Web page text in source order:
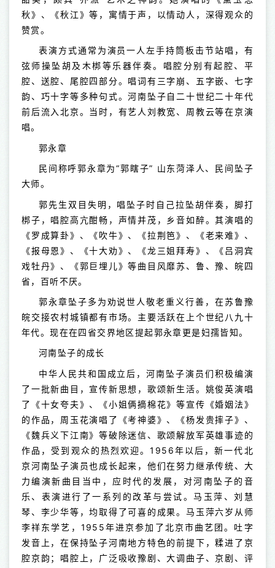
秋》、《秋江》等，寓情于声，以情动人，深得观众的
赞赏。
表演方式通常为演员一人左手持筒板击节站唱，有
弦师操坠胡及木梆等乐器伴奏。唱腔分别有起腔、平
腔、送腔、尾腔四部分。唱词有三字崩、五字嵌、七字
韵、巧十字等多种句式。河南坠子自二十世纪二十年代
前后流入北京。当时，有艺人刘教宽、周教云等在京演
唱。
郭永章
民间称呼郭永章为“郭瞎子” 山东菏泽人、民间坠子
大师。
郭先生双目失明，唱坠子时自己拉坠胡伴奏，脚打
梆子，唱腔高亢酣畅，声情并茂，乡音如醉。其演唱的
《罗成算卦》、《吹牛》、《拉荆笆》、《老来难》、
《报母恩》、《十大劝》、《龙三姐拜寿》、《吕洞宾
戏牡丹》、《郭巨埋儿》等曲目风靡苏、鲁、豫、皖四
省，百听不厌。
郭永章坠子多为劝说世人敬老重义行善，在苏鲁豫
皖交接农村城镇都有市场。主要活跃在上个世纪八九十
年代。现在在四省交界地区提起郭永章更是妇孺皆知。
河南坠子的成长
中华人民共和国成立后，河南坠子演员们积极编演
了一批新曲目，宣传新思想，歌颂新生活。姚俊英演唱
了《十女夸夫》、《小姐俩摘棉花》等宣传《婚姻法》
的作品，周玉花演唱了《考神婆》、《杨发贵摔子》、
《魏兵义下江南》等破除迷信、歌颂解放军英雄事迹的
作品，受到观众的热烈欢迎。1956年以后，新一代北
京河南坠子演员也成长起来，他们在努力继承传统、大
力编演新曲目当中，应时代的发展，对河南坠子的音
乐、表演进行了一系列的改革与尝试。马玉萍、刘慧
琴、李少华等，均取得了可喜的成果。马玉萍六岁从师
李祥东学艺，1955年进京参加了北京市曲艺团。吐字
发音上，在保持坠子河南地方特色的前提下，糅进了京
腔京韵；唱腔上，广泛吸收豫剧、大调曲子、京剧、评